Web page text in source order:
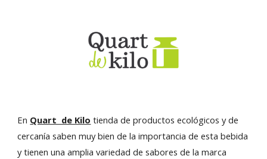
En Quart de Kilo tienda de productos ecológicos y de
cercanía saben muy bien de la importancia de esta bebida
y tienen una amplia variedad de sabores de la marca